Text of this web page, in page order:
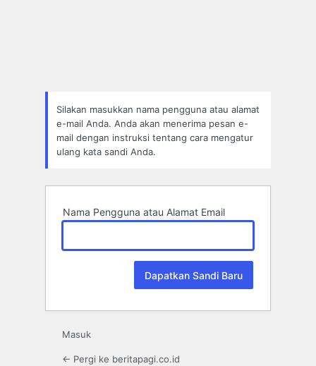
Silakan masukkan nama pengguna atau alamat
e-mail Anda. Anda akan menerima pesan e-
mail dengan instruksi tentang cara mengatur
ulang kata sandi Anda.
Nama Pengguna atau Alamat Email
Masuk
← Pergi ke beritapagi.co.id